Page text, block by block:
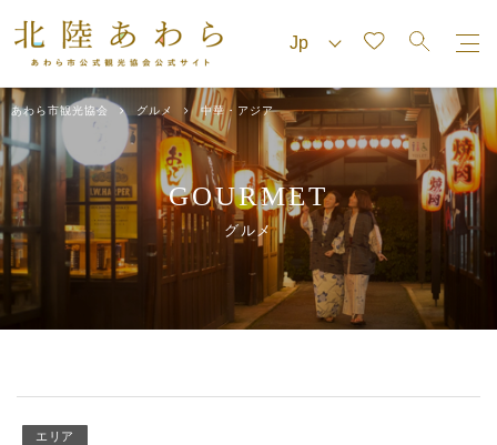
あわら市観光協会 グルメ 中華・アジア
GOURMET
グルメ
エリア